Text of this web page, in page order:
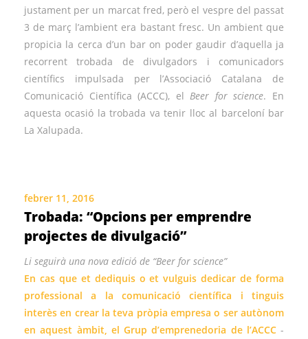
justament per un marcat fred, però el vespre del passat
3 de març l’ambient era bastant fresc. Un ambient que
propicia la cerca d’un bar on poder gaudir d’aquella ja
recorrent trobada de divulgadors i comunicadors
científics impulsada per l’Associació Catalana de
Comunicació Científica (ACCC), el Beer for science. En
aquesta ocasió la trobada va tenir lloc al barceloní bar
La Xalupada.
febrer 11, 2016
Trobada: “Opcions per emprendre
projectes de divulgació”
Li seguirà una nova edició de “Beer for science”
En cas que et dediquis o et vulguis dedicar de forma
professional a la comunicació científica i tinguis
interès en crear la teva pròpia empresa o ser autònom
en aquest àmbit, el Grup d’emprenedoria de l’ACCC-